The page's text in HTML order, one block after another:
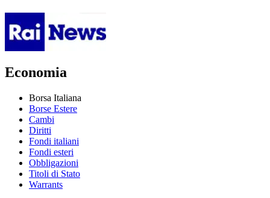
Economia
Borsa Italiana
Borse Estere
Cambi
Diritti
Fondi italiani
Fondi esteri
Obbligazioni
Titoli di Stato
Warrants